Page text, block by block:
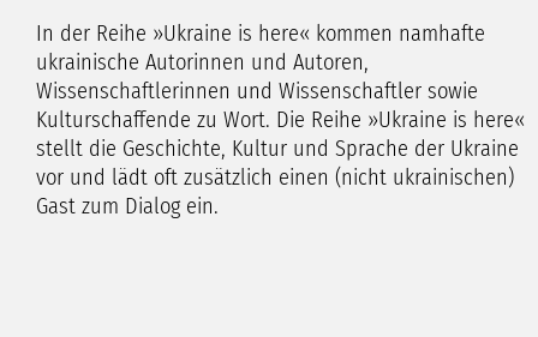
In der Reihe »Ukraine is here« kommen namhafte
ukrainische Autorinnen und Autoren,
Wissenschaftlerinnen und Wissenschaftler sowie
Kulturschaffende zu Wort. Die Reihe »Ukraine is here«
stellt die Geschichte, Kultur und Sprache der Ukraine
vor und lädt oft zusätzlich einen (nicht ukrainischen)
Gast zum Dialog ein.